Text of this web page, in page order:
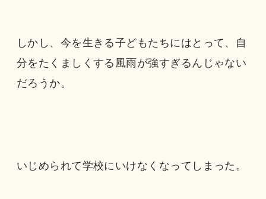
しかし、今を生きる子どもたちにはとって、自
分をたくましくする風雨が強すぎるんじゃない
だろうか。
いじめられて学校にいけなくなってしまった。